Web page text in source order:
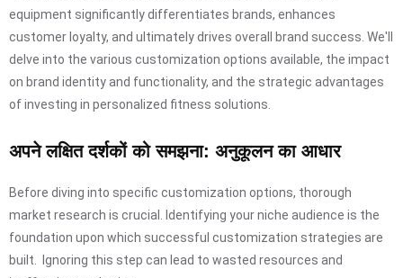
equipment significantly differentiates brands, enhances
customer loyalty, and ultimately drives overall brand success. We'll
delve into the various customization options available, the impact
on brand identity and functionality, and the strategic advantages
of investing in personalized fitness solutions.
अपने लक्षित दर्शकों को समझना: अनुकूलन का आधार
Before diving into specific customization options, thorough
market research is crucial. Identifying your niche audience is the
foundation upon which successful customization strategies are
built. Ignoring this step can lead to wasted resources and